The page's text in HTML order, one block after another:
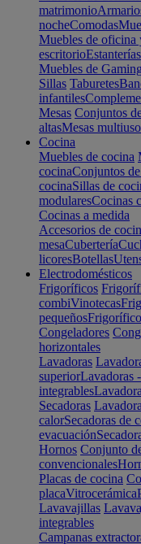
matrimonio
nocheComodas
Muebles de oficina
escritorioEstanterías
Muebles de Gaming
Sillas Taburetes
infantiles
Mesas Conjuntos
altasMesas
Cocina
Muebles de cocina
cocinaConjuntos
cocinaSillas de
modularesCocinas
Cocinas a medida
Accesorios de
mesaCubertería
licoresBotellas
Electrodomésticos
Frigoríficos
combiVinotecas
pequeños
Congeladores
horizontales
Lavadoras
superiorLavadoras
integrables
Secadoras
calorSecadoras de
evacuación
Hornos Conjunto
convencionales
Placas de cocina
placaVitrocerámica
Lavavajillas
integrables
Campanas